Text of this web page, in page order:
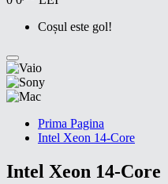
Coșul este gol!
Prima Pagina
Intel Xeon 14-Core
Intel Xeon 14-Core